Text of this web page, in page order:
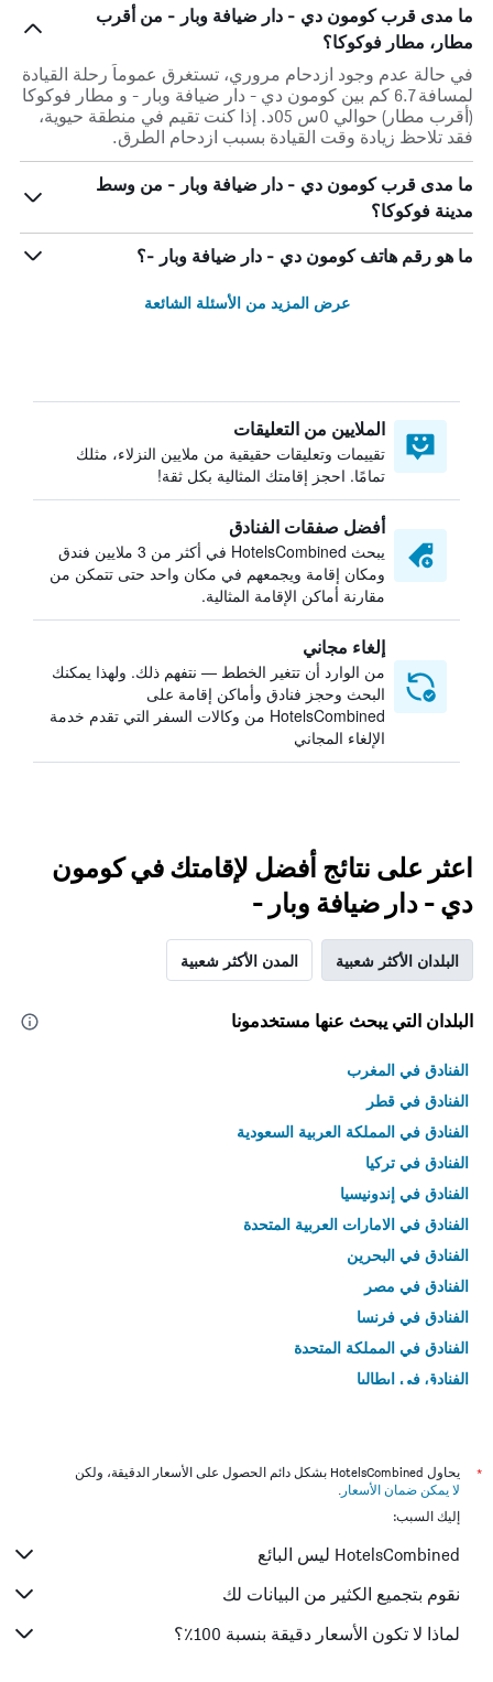
ما مدى قرب كومون دي - دار ضيافة وبار - من أقرب
مطار، مطار فوكوكا؟
في حالة عدم وجود ازدحام مروري، تستغرق عموماً رحلة القيادة
لمسافة 6.7 كم بين كومون دي - دار ضيافة وبار - و مطار فوكوكا
(أقرب مطار) حوالي 0س 05د. إذا كنت تقيم في منطقة حيوية،
فقد تلاحظ زيادة وقت القيادة بسبب ازدحام الطرق.
ما مدى قرب كومون دي - دار ضيافة وبار - من وسط
مدينة فوكوكا؟
ما هو رقم هاتف كومون دي - دار ضيافة وبار -؟
عرض المزيد من الأسئلة الشائعة
الملايين من التعليقات
تقييمات وتعليقات حقيقية من ملايين النزلاء، مثلك
تمامًا. احجز إقامتك المثالية بكل ثقة!
أفضل صفقات الفنادق
يبحث HotelsCombined في أكثر من 3 ملايين فندق
ومكان إقامة ويجمعهم في مكان واحد حتى تتمكن من
مقارنة أماكن الإقامة المثالية.
إلغاء مجاني
من الوارد أن تتغير الخطط — نتفهم ذلك. ولهذا يمكنك
البحث وحجز فنادق وأماكن إقامة على
HotelsCombined من وكالات السفر التي تقدم خدمة
الإلغاء المجاني
اعثر على نتائج أفضل لإقامتك في كومون
دي - دار ضيافة وبار -
البلدان الأكثر شعبية المدن الأكثر شعبية
البلدان التي يبحث عنها مستخدمونا
الفنادق في المغرب
الفنادق في قطر
الفنادق في المملكة العربية السعودية
الفنادق في تركيا
الفنادق في إندونيسيا
الفنادق في الامارات العربية المتحدة
الفنادق في البحرين
الفنادق في مصر
الفنادق في فرنسا
الفنادق في المملكة المتحدة
الفنادق في إيطاليا
*
يحاول HotelsCombined بشكل دائم الحصول على الأسعار الدقيقة، ولكن
لا يمكن ضمان الأسعار .
إليك السبب:
HotelsCombined ليس البائع
نقوم بتجميع الكثير من البيانات لك
لماذا لا تكون الأسعار دقيقة بنسبة 100٪؟